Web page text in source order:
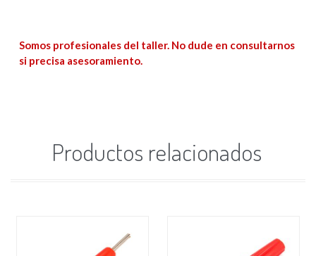
Somos profesionales del taller. No dude en consultarnos
si precisa asesoramiento.
Productos relacionados